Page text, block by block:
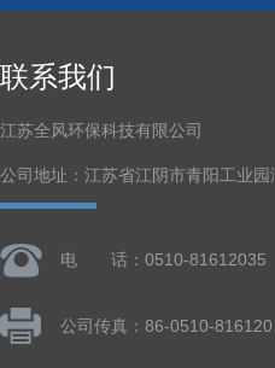
联系我们
江苏全风环保科技有限公司
公司地址：江苏省江阴市青阳工业
电 话：0510-81612035